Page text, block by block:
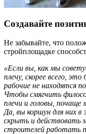
Создавайте
Не забывайте, что
стройплощадке
«Если вы, как мы
плечу, скорее всего,
рабочие не находятся
Чтобы смягчить
плечи и головы, почаще
Да, вы коршун для них
скрыть и действовать
строителей работать